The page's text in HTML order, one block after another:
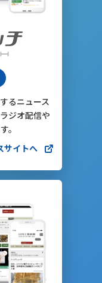
るニュース
ジオ配信や
。
サイトへ